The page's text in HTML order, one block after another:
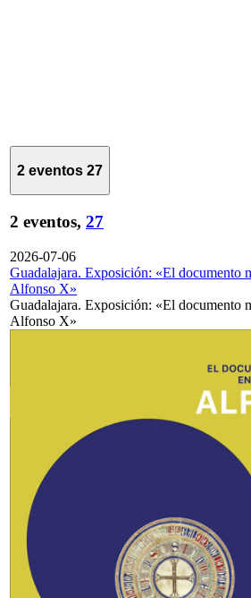
2 eventos 27
2 eventos, 27
2026-07-06
Guadalajara. Exposición: «El documento
Alfonso X»
Guadalajara. Exposición: «El documento
Alfonso X»